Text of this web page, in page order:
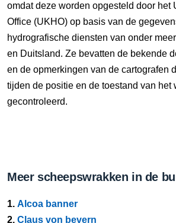
omdat deze worden opgesteld door het
Office (UKHO) op basis van de
hydrografische diensten van onder
en Duitsland. Ze bevatten de bekende
en de opmerkingen van de cartografen
tijden de positie en de toestand van het
gecontroleerd.
Meer scheepswrakken in de
1. Alcoa banner
2. Claus von bevern